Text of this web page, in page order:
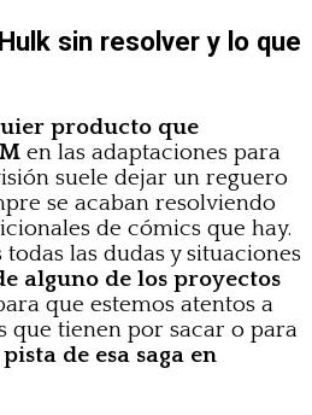
sin resolver y lo que
producto que
en las adaptaciones para
suele dejar un reguero
se acaban resolviendo
de cómics que hay.
las dudas y situaciones
alguno de los proyectos
que estemos atentos a
que tienen por sacar o para
de esa saga en